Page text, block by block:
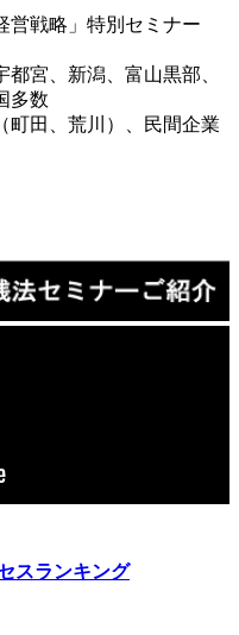
営戦略」特別セミナー
都宮、新潟、富山黒部、
多数
町田、荒川）、民間企業
スランキング